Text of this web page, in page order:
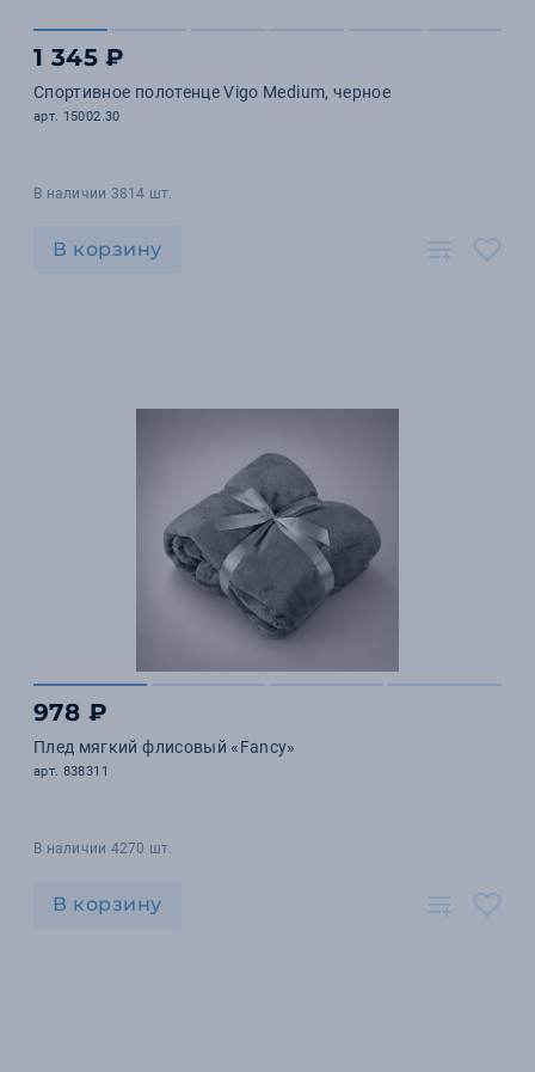
1 345 ₽
Спортивное полотенце Vigo Medium, черное
арт. 15002.30
В наличии 3814 шт.
В корзину
978 ₽
Плед мягкий флисовый «Fancy»
арт. 838311
В наличии 4270 шт.
В корзину